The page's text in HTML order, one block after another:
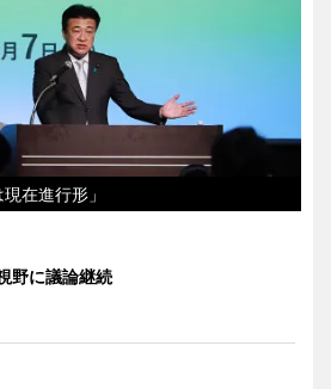
在進行形」
野に議論継続